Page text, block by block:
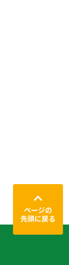
ページの
先頭に戻る